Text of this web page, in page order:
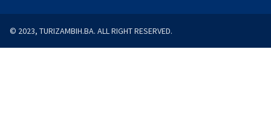
© 2023, TURIZAMBIH.BA. ALL RIGHT RESERVED.